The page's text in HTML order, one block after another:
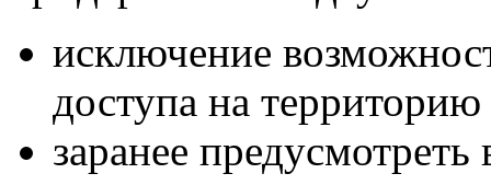
исключение
доступа на
заранее